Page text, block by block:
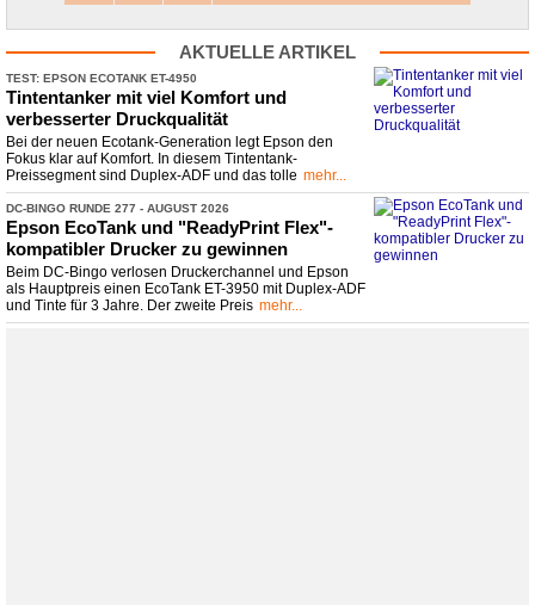
AKTUELLE ARTIKEL
TEST: EPSON ECOTANK ET-​4950
Tintentanker mit viel Komfort und
verbesserter Druckqualität
Bei der neuen Ecotank-Generation legt Epson den
Fokus klar auf Komfort. In diesem Tintentank-
Preissegment sind Duplex-ADF und das tolle mehr...
DC-​BINGO RUNDE 277 - ​ AUGUST 2026
Epson EcoTank und "ReadyPrint Flex"-
kompatibler Drucker zu gewinnen
Beim DC-Bingo verlosen Druckerchannel und Epson
als Hauptpreis einen EcoTank ET-3950 mit Duplex-ADF
und Tinte für 3 Jahre. Der zweite Preis mehr...